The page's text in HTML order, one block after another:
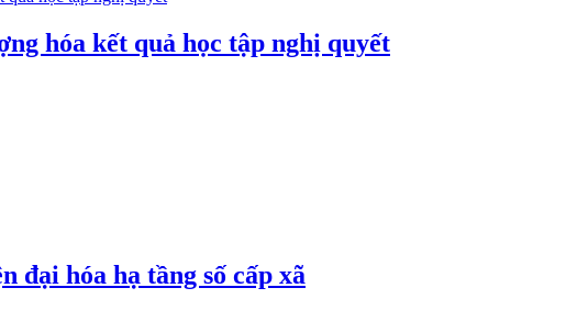
hóa kết quả học tập nghị quyết
đại hóa hạ tầng số cấp xã